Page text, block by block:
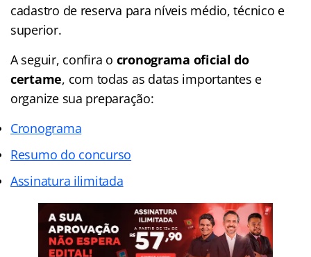
cadastro de reserva para níveis médio, técnico e
superior.
A seguir, confira o cronograma oficial do
certame, com todas as datas importantes e
organize sua preparação:
Cronograma
Resumo do concurso
Assinatura ilimitada